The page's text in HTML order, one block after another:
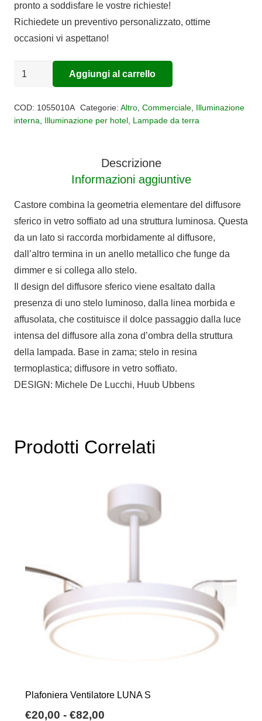
pronto a soddisfare le vostre richieste!
Richiedete un preventivo personalizzato, ottime
occasioni vi aspettano!
LAMPADA
CASTORE
Aggiungi al carrello
COD: 1055010A Categorie: Altro, Commerciale, Illuminazione
interna
Illuminazione per hotel Lampade da terra
Descrizione
Informazioni aggiuntive
Castore combina la geometria elementare del diffusore
sferico in vetro soffiato ad una struttura luminosa. Questa
da un lato si raccorda morbidamente al diffusore,
dall’altro termina in un anello metallico che funge da
dimmer e si collega allo stelo.
Il design del diffusore sferico viene esaltato dalla
presenza di uno stelo luminoso, dalla linea morbida e
affusolata, che costituisce il dolce passaggio dalla luce
intensa del diffusore alla zona d’ombra della struttura
della lampada. Base in zama; stelo in resina
termoplastica; diffusore in vetro soffiato.
DESIGN: Michele De Lucchi, Huub Ubbens
Prodotti Correlati
Plafoniera Ventilatore LUNA S
€20,00 - €82,00